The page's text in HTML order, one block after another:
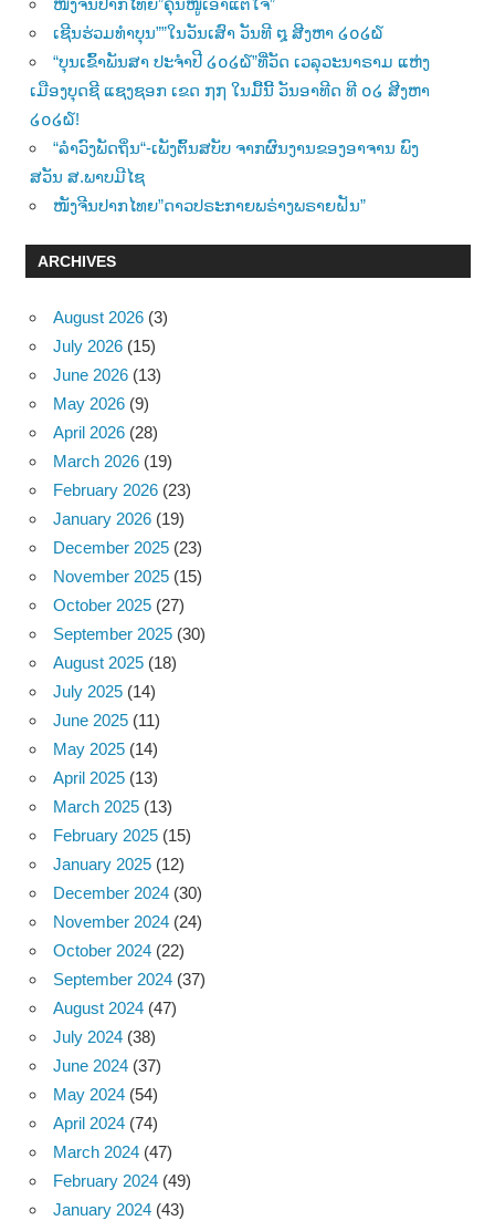
ເຊີນຮ່ວມທຳບຸນ””ໃນວັນເສົາ ວັນທີ ໘ ສີງຫາ ໒໐໒໖
“ບຸນເຂົ້າພັນສາ ປະຈຳປີ ໒໐໒໖”ທີ່ວັດ ເວລຸວະນາຣາມ ແຫ່ງ
ເມືອງບຸດຊີ ແຊງຊອກ ເຂດ ໗໗ ໃນມື້ນີ້ ວັນອາທີດ ທີ ໐໒ ສີງຫາ
໒໐໒໖!
“ລຳວົງພັດຖິ່ນ“-ເພັງຕົ້ນສບັບ ຈາກຜົນງານຂອງອາຈານ ພົງ
ສວັນ ສ.ພາບມີໄຊ
ໜັງຈີນປາກໄທຍ”ດາວປຣະກາຍພຣ່າງພຣາຍຝັນ”
ARCHIVES
August 2026 (3)
July 2026 (15)
June 2026 (13)
May 2026 (9)
April 2026 (28)
March 2026 (19)
February 2026 (23)
January 2026 (19)
December 2025 (23)
November 2025 (15)
October 2025 (27)
September 2025 (30)
August 2025 (18)
July 2025 (14)
June 2025 (11)
May 2025 (14)
April 2025 (13)
March 2025 (13)
February 2025 (15)
January 2025 (12)
December 2024 (30)
November 2024 (24)
October 2024 (22)
September 2024 (37)
August 2024 (47)
July 2024 (38)
June 2024 (37)
May 2024 (54)
April 2024 (74)
March 2024 (47)
February 2024 (49)
January 2024 (43)